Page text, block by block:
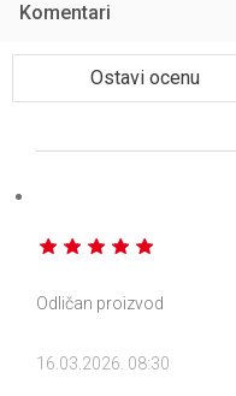
Komentari
Ostavi ocenu
Odličan proizvod
16.03.2026. 08:30